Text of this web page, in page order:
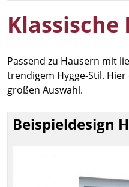
Klassische
Passend zu Hausern mit
trendigem Hygge-Stil.
großen Auswahl.
Beispieldesign